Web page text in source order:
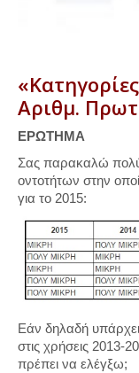
Αριθμ.
ΕΡΩΤΗΜΑ
Σας παρακαλώ
οντοτήτων στην
για το 2015:
Εάν δηλαδή
στις χρήσεις 2013-
πρέπει να ελέγξω;